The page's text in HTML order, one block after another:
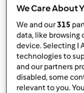
We Care About
We and our315
data, like browsing
device. Selecting I
technologies to
and our partners
disabled, some
relevant to you.